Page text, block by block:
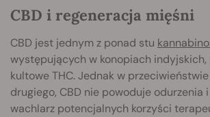
CBD i regeneracja mięśni
CBD jest jednym z ponad stu
występujących w konopiach
kultowe THC. Jednak w
drugiego, CBD nie powoduje odurzenia
wachlarz potencjalnych korzyści